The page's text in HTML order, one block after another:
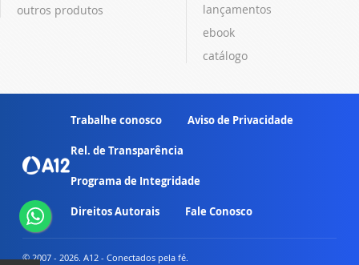
outros produtos
lançamentos
ebook
catálogo
Trabalhe conosco Aviso de Privacidade
Rel. de Transparência
Programa de Integridade
Direitos Autorais Fale Conosco
© 2007 - 2026. A12 - Conectados pela fé.